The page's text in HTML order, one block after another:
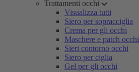
Trattamenti occhi
Visualizza tutti
Siero per sopracciglia
Crema per gli occhi
Maschere e patch occhi
Sieri contorno occhi
Siero per ciglia
Gel per gli occhi